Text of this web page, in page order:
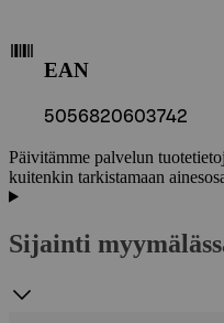
EAN
5056820603742
Päivitämme palvelun
kuitenkin tarkistamaan
Sijainti